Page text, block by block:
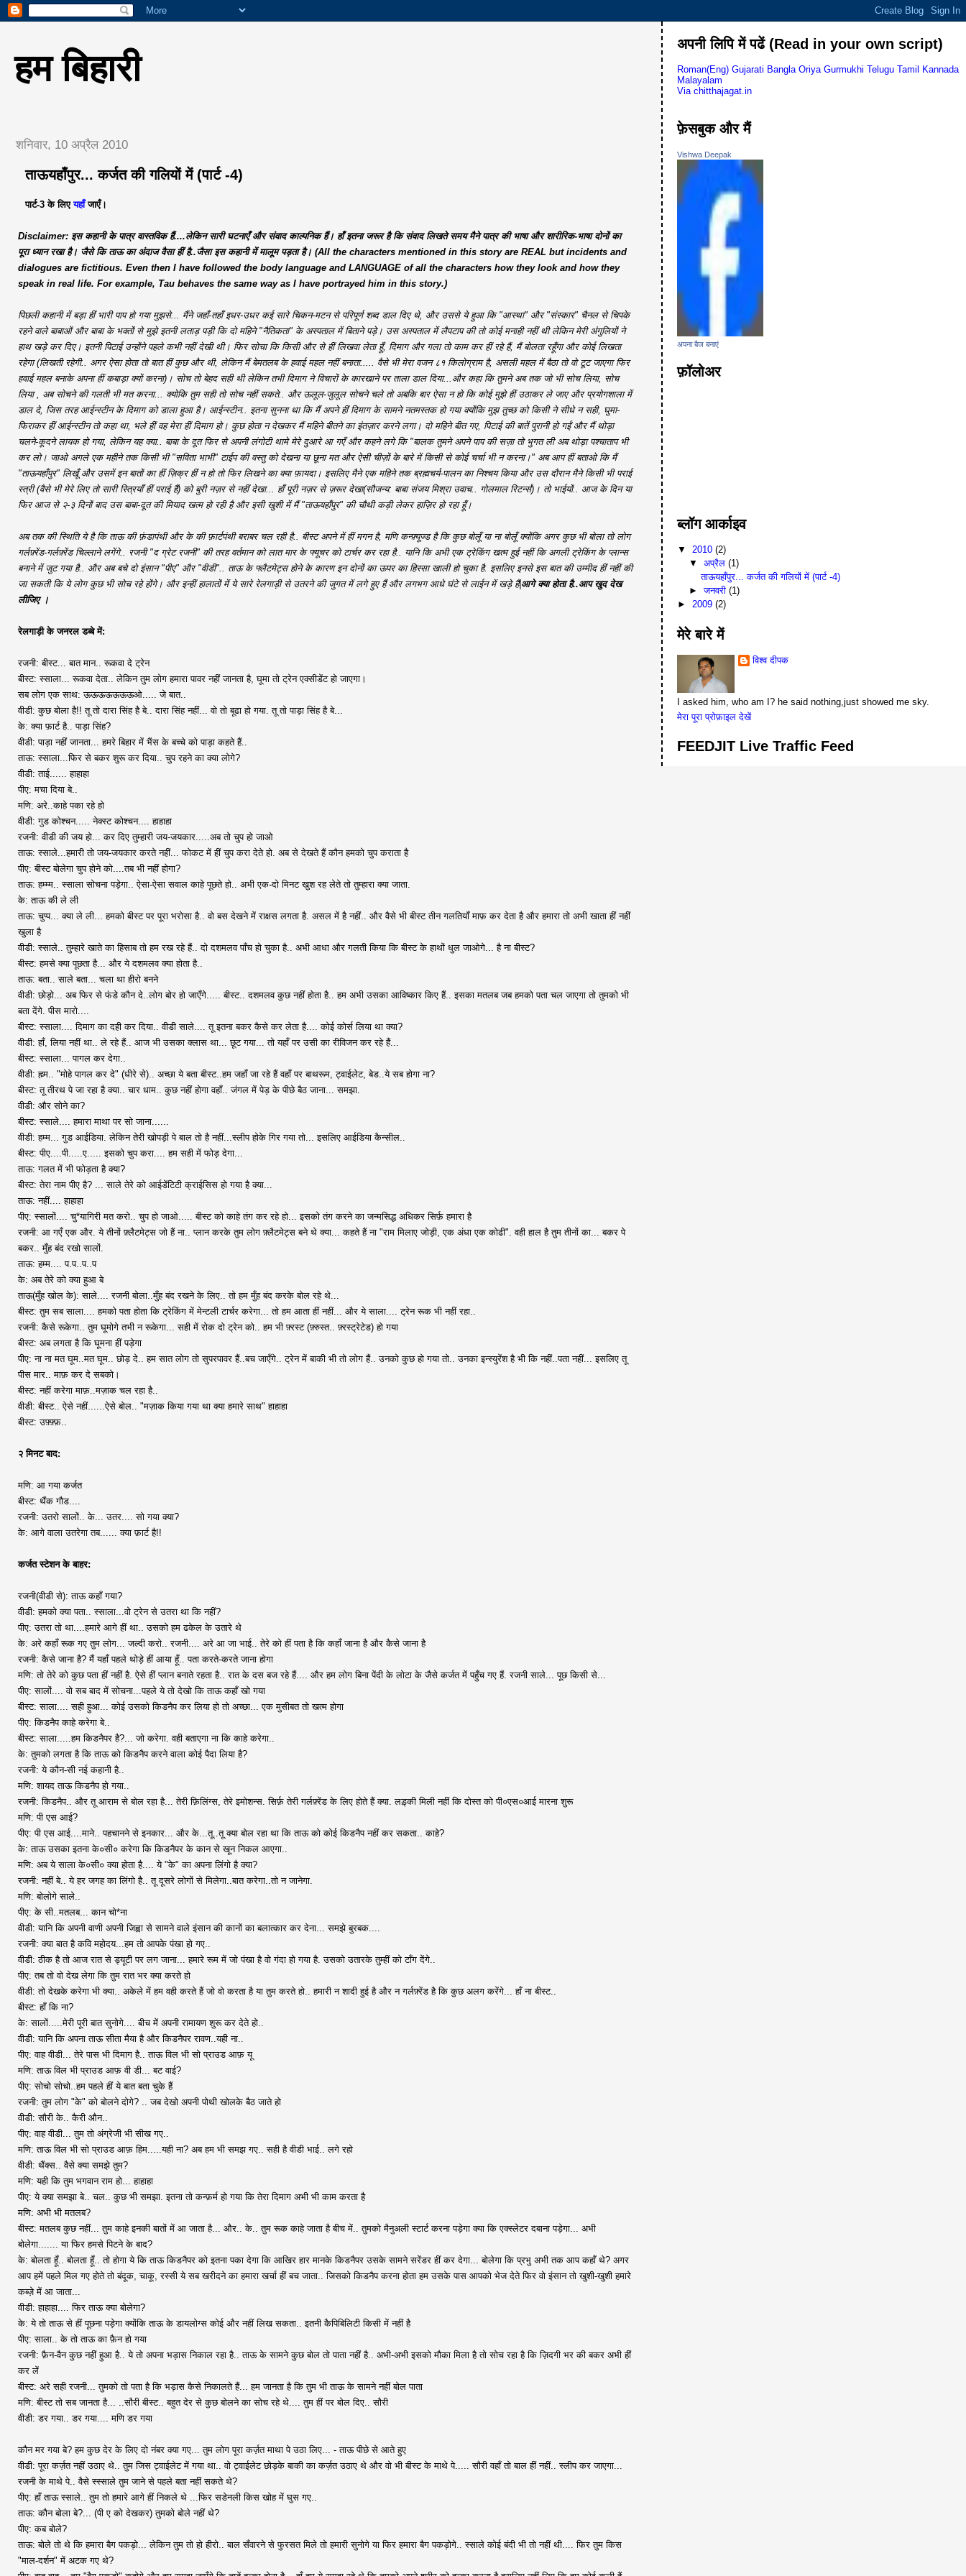
हम बिहारी
शनिवार, 10 अप्रैल 2010
ताऊयहाँपुर... कर्जत की गलियों में (पार्ट -4)
पार्ट-3 के लिएयहाँजाएँ।
Disclaimer: इस कहानी के पात्र वास्तविक हैं....लेकिन सारी घटनाएँ और संवाद काल्पनिक हैं। हाँ इतना जरूर है कि संवाद लिखते समय मैने पात्र की भाषा और शारीरिक-भाषा दोनों का
पूरा ध्यान रखा है। जैसे कि ताऊ का अंदाज वैसा हीं है..जैसा इस कहानी में मालूम पड़ता है। (All the characters mentioned in this story are REAL but incidents and
dialogues are fictitious. Even then I have followed the body language and LANGUAGE of all the characters how they look and how they
speak in real life. For example, Tau behaves the same way as I have portrayed him in this story.)
पिछली कहानी में बड़ा हीं भारी पाप हो गया मुझसे... मैंने जहाँ-तहाँ इधर-उधर कई सारे चिकन-मटन से परिपूर्ण शब्द डाल दिए थे, और उससे ये हुआ कि "आस्था" और "संस्कार" चैनल से चिपके
रहने वाले बाबाओं और बाबा के भक्तों से मुझे इतनी लताड़ पड़ी कि दो महिने "नैतिकता" के अस्पताल में बिताने पड़े। उस अस्पताल में लैपटाप की तो कोई मनाही नहीं थी लेकिन मेरी अंगुलियों ने
हाथ खड़े कर दिए। इतनी पिटाई उन्होंने पहले कभी नहीं देखी थी। फिर सोचा कि किसी और से हीं लिखवा लेता हूँ, दिमाग और गला तो काम कर हीं रहे हैं, मैं बोलता रहूँगा और कोई लिखता
रहेगा (लिखती रहेगी.. अगर ऐसा होता तो बात हीं कुछ और थी, लेकिन मैं बेमतलब के हवाई महल नहीं बनाता..... वैसे भी मेरा वजन ८१ किलोग्राम है, असली महल में बैठा तो वो टूट जाएगा फिर
हवाई महल बनाके अपना हीं कबाड़ा क्यों करना)। सोच तो बेहद सही थी लेकिन तभी दिमाग ने विचारों के कारखाने पर ताला डाल दिया...और कहा कि तुमने अब तक जो भी सोच लिया, सोच
लिया , अब सोचने की गलती भी मत करना... क्योकि तुम सही तो सोच नहीं सकते.. और ऊलूल-जुलूल सोचने चले तो अबकि बार ऐसा न हो कि कोई मुझे हीं उठाकर ले जाए और प्रयोगशाला में
डाल दे, जिस तरह आईन्स्टीन के दिमाग को डाला हुआ है। आईन्स्टीन.. इतना सुनना था कि मैं अपने हीं दिमाग के सामने नतमस्तक हो गया क्योंकि मुझ तुच्छ को किसी ने सीधे न सही, घुमा-
फिराकर हीं आईन्स्टीन तो कहा था, भले हीं वह मेरा हीं दिमाग हो। कुछ होता न देखकर मैं महिने बीतने का इंतज़ार करने लगा। दो महिने बीत गए, पिटाई की बातें पुरानी हो गईं और मैं थोड़ा
चलने-कूदने लायक हो गया, लेकिन यह क्या.. बाबा के दूत फिर से अपनी लंगोटी थामे मेरे दुआरे आ गएँ और कहने लगे कि "बालक तुमने अपने पाप की सज़ा तो भुगत ली अब थोड़ा पश्चाताप भी
कर लो। जाओ अगले एक महीने तक किसी भी "सविता भाभी" टाईप की वस्तु को देखना या छूना मत और ऐसी चीज़ों के बारे में किसी से कोई चर्चा भी न करना।" अब आप हीं बताओ कि मैं
"ताऊयहाँपुर" लिखूँ और उसमें इन बातों का हीं ज़िक्र हीं न हो तो फिर लिखने का क्या फ़ायदा। इसलिए मैने एक महिने तक ब्रह्मचर्य-पालन का निश्चय किया और उस दौरान मैने किसी भी पराई
स्त्री (वैसे भी मेरे लिए तो सारी स्त्रियाँ हीं पराई हैं) को बुरी नज़र से नहीं देखा... हाँ पूरी नज़र से ज़रूर देखा(सौजन्य: बाबा संजय मिश्रा उवाच.. गोलमाल रिटर्न्स)। तो भाईयों.. आज के दिन या
फिर आज से २-३ दिनों बाद उस बाबा-दूत की मियाद खत्म हो रही है और इसी खुशी में मैं "ताऊयहाँपुर" की चौथी कड़ी लेकर हाज़िर हो रहा हूँ।
अब तक की स्थिति ये है कि ताऊ की फ़ंडापंथी और के की फ़ार्टपंथी बराबर चल रही है.. बीस्ट अपने में हीं मगन है, मणि कन्फ़्यूज्ड है कि कुछ बोलूँ या ना बोलूँ क्योंकि अगर कुछ भी बोला तो लोग
गर्लफ़्रेंड-गर्लफ़्रेंड चिल्लाने लगेंगे.. रजनी "द ग्रेट रजनी" की तरह वर्तमान को लात मार के फ्यूचर को टार्चर कर रहा है.. यानि कि अभी एक ट्रेकिंग खत्म हुई नहीं कि अगली ट्रेकिंग के प्लान्स
बनाने में जुट गया है.. और अब बचे दो इंसान "पीए" और "वीडी".. ताऊ के फ्लैटमेट्स होने के कारण इन दोनों का ऊपर का हिस्सा खाली हो चुका है. इसलिए इनसे इस बात की उम्मीद हीं नहीं की
जा सकती कि ये लोग कुछ भी सोच रहे होंगे। और इन्हीं हालातों में ये सारे रेलगाड़ी से उतरने की जुगत में लगे हुए हैं और लगभग आधे घंटे से लाईन में खड़े हैं|आगे क्या होता है..आप खुद देख
लीजिए ।
रेलगाड़ी के जनरल डब्बे में:
रजनी: बीस्ट... बात मान.. रूकवा दे ट्रेन
बीस्ट: स्साला... रूकवा देता.. लेकिन तुम लोग हमारा पावर नहीं जानता है, घूमा तो ट्रेन एक्सीडेंट हो जाएगा।
सब लोग एक साथ: ऊऊऊऊऊऊऊओ..... जे बात..
वीडी: कुछ बोला है!! तू तो दारा सिंह है बे.. दारा सिंह नहीं... वो तो बूढा हो गया. तू तो पाड़ा सिंह है बे...
के: क्या फ़ार्ट है.. पाड़ा सिंह?
वीडी: पाड़ा नहीं जानता... हमरे बिहार में भैंस के बच्चे को पाड़ा कहते हैं..
ताऊ: स्साला...फिर से बकर शुरू कर दिया.. चुप रहने का क्या लोगे?
वीडी: ताई...... हाहाहा
पीए: मचा दिया बे..
मणि: अरे..काहे पका रहे हो
वीडी: गुड कोश्चन..... नेक्स्ट कोश्चन.... हाहाहा
रजनी: वीडी की जय हो... कर दिए तुम्हारी जय-जयकार.....अब तो चुप हो जाओ
ताऊ: स्साले...हमारी तो जय-जयकार करते नहीं... फोकट में हीं चुप करा देते हो. अब से देखते हैं कौन हमको चुप कराता है
पीए: बीस्ट बोलेगा चुप होने को....तब भी नहीं होगा?
ताऊ: हम्म्म.. स्साला सोचना पड़ेगा.. ऐसा-ऐसा सवाल काहे पूछते हो.. अभी एक-दो मिनट खुश रह लेते तो तुम्हारा क्या जाता.
के: ताऊ की ले ली
ताऊ: चुप्प... क्या ले ली... हमको बीस्ट पर पूरा भरोसा है.. वो बस देखने में राक्षस लगता है. असल में है नहीं.. और वैसे भी बीस्ट तीन गलतियाँ माफ़ कर देता है और हमारा तो अभी खाता हीं नहीं
खुला है
वीडी: स्साले.. तुम्हारे खाते का हिसाब तो हम रख रहे हैं.. दो दशमलव पाँच हो चुका है.. अभी आधा और गलती किया कि बीस्ट के हाथों धुल जाओगे... है ना बीस्ट?
बीस्ट: हमसे क्या पूछता है... और ये दशमलव क्या होता है..
ताऊ: बता.. साले बता... चला था हीरो बनने
वीडी: छोड़ो... अब फिर से फंडे कौन दे..लोग बोर हो जाएँगे..... बीस्ट.. दशमलव कुछ नहीं होता है.. हम अभी उसका आविष्कार किए हैं.. इसका मतलब जब हमको पता चल जाएगा तो तुमको भी
बता देंगे. पीस मारो....
बीस्ट: स्साला.... दिमाग का दही कर दिया.. वीडी साले.... तू इतना बकर कैसे कर लेता है.... कोई कोर्स लिया था क्या?
वीडी: हाँ, लिया नहीं था.. ले रहे हैं.. आज भी उसका क्लास था... छूट गया... तो यहाँ पर उसी का रीविजन कर रहे हैं...
बीस्ट: स्साला... पागल कर देगा..
वीडी: ह्म्म.. "मोहे पागल कर दे" (धीरे से).. अच्छा ये बता बीस्ट..हम जहाँ जा रहे हैं वहाँ पर बाथरूम, ट्वाईलेट, बेड..ये सब होगा ना?
बीस्ट: तू तीरथ पे जा रहा है क्या.. चार धाम.. कुछ नहीं होगा वहाँ.. जंगल में पेड़ के पीछे बैठ जाना... समझा.
वीडी: और सोने का?
बीस्ट: स्साले.... हमारा माथा पर सो जाना......
वीडी: हम्म... गुड आईडिया. लेकिन तेरी खोपड़ी पे बाल तो है नहीं...स्लीप होके गिर गया तो... इसलिए आईडिया कैन्सील..
बीस्ट: पीए....पी.....ए..... इसको चुप करा.... हम सही में फोड़ देगा...
ताऊ: गलत में भी फोड़ता है क्या?
बीस्ट: तेरा नाम पीए है? ... साले तेरे को आईडेंटिटी क्राईसिस हो गया है क्या...
ताऊ: नहीं.... हाहाहा
पीए: स्सालों.... चु*यागिरी मत करो.. चुप हो जाओ..... बीस्ट को काहे तंग कर रहे हो... इसको तंग करने का जन्मसिद्ध अधिकर सिर्फ़ हमारा है
रजनी: आ गएँ एक और. ये तीनों फ़्लैटमेट्स जो हैं ना.. प्लान करके तुम लोग फ़्लैटमेट्स बने थे क्या... कहते हैं ना "राम मिलाए जोड़ी, एक अंधा एक कोढी". वही हाल है तुम तीनों का... बकर पे
बकर.. मुँह बंद रखो सालों.
ताऊ: हम्म.... प.प..प..प
के: अब तेरे को क्या हुआ बे
ताऊ(मुँह खोल के): साले.... रजनी बोला..मुँह बंद रखने के लिए.. तो हम मुँह बंद करके बोल रहे थे...
बीस्ट: तुम सब साला.... हमको पता होता कि ट्रेकिंग में मेन्टली टार्चर करेगा... तो हम आता हीं नहीं... और ये साला.... ट्रेन रूक भी नहीं रहा..
रजनी: कैसे रूकेगा.. तुम घूमोगे तभी न रूकेगा... सही में रोक दो ट्रेन को.. हम भी फ़्रस्ट (फ़्रुस्त.. फ़्रस्ट्रेटेड) हो गया
बीस्ट: अब लगता है कि घूमना हीं पड़ेगा
पीए: ना ना मत घूम..मत घूम.. छोड़ दे.. हम सात लोग तो सुपरपावर हैं..बच जाएँगे.. ट्रेन में बाकी भी तो लोग हैं.. उनको कुछ हो गया तो.. उनका इन्स्युरेंश है भी कि नहीं..पता नहीं... इसलिए तू
पीस मार.. माफ़ कर दे सबको।
बीस्ट: नहीं करेगा माफ़..मज़ाक चल रहा है..
वीडी: बीस्ट.. ऐसे नहीं......ऐसे बोल.. "मज़ाक किया गया था क्या हमारे साथ" हाहाहा
बीस्ट: उफ़्फ़्फ़..
२ मिनट बाद:
मणि: आ गया कर्जत
बीस्ट: थैंक गौड....
रजनी: उतरो सालों.. के... उतर.... सो गया क्या?
के: आगे वाला उतरेगा तब...... क्या फ़ार्ट है!!
कर्जत स्टेशन के बाहर:
रजनी(वीडी से): ताऊ कहाँ गया?
वीडी: हमको क्या पता.. स्साला...वो ट्रेन से उतरा था कि नहीं?
पीए: उतरा तो था....हमारे आगे हीं था.. उसको हम ढकेल के उतारे थे
के: अरे कहाँ रूक गए तुम लोग... जल्दी करो.. रजनी.... अरे आ जा भाई.. तेरे को हीं पता है कि कहाँ जाना है और कैसे जाना है
रजनी: कैसे जाना है? मैं यहाँ पहले थोड़े हीं आया हूँ.. पता करते-करते जाना होगा
मणि: तो तेरे को कुछ पता हीं नहीं है. ऐसे हीं प्लान बनाते रहता है.. रात के दस बज रहे हैं.... और हम लोग बिना पेंदी के लोटा के जैसे कर्जत में पहुँच गए हैं. रजनी साले... पूछ किसी से...
पीए: सालों.... वो सब बाद में सोचना...पहले ये तो देखो कि ताऊ कहाँ खो गया
बीस्ट: साला.... सही हुआ... कोई उसको किडनैप कर लिया हो तो अच्छा... एक मुसीबत तो खत्म होगा
पीए: किडनैप काहे करेगा बे..
बीस्ट: साला.....हम किडनैपर है?... जो करेगा. वही बताएगा ना कि काहे करेगा..
के: तुमको लगता है कि ताऊ को किडनैप करने वाला कोई पैदा लिया है?
रजनी: ये कौन-सी नई कहानी है..
मणि: शायद ताऊ किडनैप हो गया..
रजनी: किडनैप.. और तू आराम से बोल रहा है... तेरी फ़िलिंग्स, तेरे इमोशन्स. सिर्फ़ तेरी गर्लफ़्रेंड के लिए होते हैं क्या. लड़्की मिली नहीं कि दोस्त को पी०एस०आई मारना शुरू
मणि: पी एस आई?
पीए: पी एस आई....माने.. पहचानने से इनकार... और के...तू..तू क्या बोल रहा था कि ताऊ को कोई किडनैप नहीं कर सकता.. काहे?
के: ताऊ उसका इतना के०सी० करेगा कि किडनैपर के कान से खून निकल आएगा..
मणि: अब ये साला के०सी० क्या होता है.... ये "के" का अपना लिंगो है क्या?
रजनी: नहीं बे.. ये हर जगह का लिंगो है.. तू दूसरे लोगों से मिलेगा..बात करेगा..तो न जानेगा.
मणि: बोलोगे साले..
पीए: के सी..मतलब... कान चो*ना
वीडी: यानि कि अपनी वाणी अपनी जिह्वा से सामने वाले इंसान की कानों का बलात्कार कर देना... समझे बुरबक....
रजनी: क्या बात है कवि महोदय...हम तो आपके पंखा हो गए..
वीडी: ठीक है तो आज रात से ड्यूटी पर लग जाना... हमारे रूम में जो पंखा है वो गंदा हो गया है. उसको उतारके तुम्हीं को टाँग देंगे..
पीए: तब तो वो देख लेगा कि तुम रात भर क्या करते हो
वीडी: तो देखके करेगा भी क्या.. अकेले में हम वही करते हैं जो वो करता है या तुम करते हो.. हमारी न शादी हुई है और न गर्लफ़्रेंड है कि कुछ अलग करेंगे... हाँ ना बीस्ट..
बीस्ट: हाँ कि ना?
के: सालों.....मेरी पूरी बात सुनोगे.... बीच में अपनी रामायण शुरू कर देते हो..
वीडी: यानि कि अपना ताऊ सीता मैया है और किडनैपर रावण..यही ना..
पीए: वाह वीडी... तेरे पास भी दिमाग है.. ताऊ विल भी सो प्राउड आफ़ यू
मणि: ताऊ विल भी प्राउड आफ़ वी डी... बट वाई?
पीए: सोचो सोचो..हम पहले हीं ये बात बता चुके हैं
रजनी: तुम लोग "के" को बोलने दोगे? .. जब देखो अपनी पोथी खोलके बैठ जाते हो
वीडी: सौरी के.. कैरी औन..
पीए: वाह वीडी... तुम तो अंग्रेजी भी सीख गए..
मणि: ताऊ विल भी सो प्राउड आफ़ हिम.....यही ना? अब हम भी समझ गए.. सही है वीडी भाई.. लगे रहो
वीडी: थैंक्स.. वैसे क्या समझे तुम?
मणि: यही कि तुम भगवान राम हो... हाहाहा
पीए: ये क्या समझा बे.. चल.. कुछ भी समझा. इतना तो कन्फ़र्म हो गया कि तेरा दिमाग अभी भी काम करता है
मणि: अभी भी मतलब?
बीस्ट: मतलब कुछ नहीं... तुम काहे इनकी बातों में आ जाता है... और.. के.. तुम रूक काहे जाता है बीच में.. तुमको मैनुअली स्टार्ट करना पड़ेगा क्या कि एक्स्लेटर दबाना पड़ेगा... अभी
बोलेगा....... या फिर हमसे पिटने के बाद?
के: बोलता हूँ.. बोलता हूँ.. तो होगा ये कि ताऊ किडनैपर को इतना पका देगा कि आखिर हार मानके किडनैपर उसके सामने सरेंडर हीं कर देगा... बोलेगा कि प्रभु अभी तक आप कहाँ थे? अगर
आप हमें पहले मिल गए होते तो बंदूक, चाकू, रस्सी ये सब खरीदने का हमारा खर्चा हीं बच जाता.. जिसको किडनैप करना होता हम उसके पास आपको भेज देते फिर वो इंसान तो खुशी-खुशी हमारे
कब्ज़े में आ जाता...
वीडी: हाहाहा.... फिर ताऊ क्या बोलेगा?
के: ये तो ताऊ से हीं पूछना पड़ेगा क्योंकि ताऊ के डायलोग्स कोई और नहीं लिख सकता.. इतनी कैपिबिलिटी किसी में नहीं है
पीए: साला.. के तो ताऊ का फ़ैन हो गया
रजनी: फ़ैन-वैन कुछ नहीं हुआ है.. ये तो अपना भड़ास निकाल रहा है.. ताऊ के सामने कुछ बोल तो पाता नहीं है.. अभी-अभी इसको मौका मिला है तो सोच रहा है कि ज़िदगी भर की बकर अभी हीं
कर लें
बीस्ट: अरे सही रजनी... तुमको तो पता है कि भड़ास कैसे निकालते हैं... हम जानता है कि तुम भी ताऊ के सामने नहीं बोल पाता
मणि: बीस्ट तो सब जानता है... ..सौरी बीस्ट.. बहुत देर से कुछ बोलने का सोच रहे थे.... तुम हीं पर बोल दिए.. सौरी
वीडी: डर गया.. डर गया.... मणि डर गया
कौन मर गया बे? हम कुछ देर के लिए दो नंबर क्या गए... तुम लोग पूरा कर्ज़त माथा पे उठा लिए... - ताऊ पीछे से आते हुए
वीडी: पूरा कर्ज़त नहीं उठाए थे.. तुम जिस ट्वाईलेट में गया था.. वो ट्वाईलेट छोड़के बाकी का कर्ज़त उठाए थे और वो भी बीस्ट के माथे पे..... सौरी वहाँ तो बाल हीं नहीं.. स्लीप कर जाएगा...
रजनी के माथे पे.. वैसे स्स्साले तुम जाने से पहले बता नहीं सकते थे?
पीए: हाँ ताऊ स्साले.. तुम तो हमारे आगे हीं निकले थे ...फिर सडेनली किस खोह में घुस गए..
ताऊ: कौन बोला बे?... (पी ए को देखकर) तुमको बोले नहीं थे?
पीए: कब बोले?
ताऊ: बोले तो थे कि हमारा बैग पकड़ो... लेकिन तुम तो हो हीरो.. बाल सँवारने से फुरसत मिले तो हमारी सुनोगे या फिर हमारा बैग पकड़ोगे.. स्साले कोई बंदी भी तो नहीं थी.... फिर तुम किस
"माल-दर्शन" में अटक गए थे?
अपनी लिपि में पढें (Read in your own script)
Roman(Eng) Gujarati Bangla Oriya Gurmukhi Telugu Tamil
Kannada
Malayalam
Via chitthajagat.in
फ़ेसबुक और मैं
Vishwa Deepak
अपना बैज बनाएं
फ़ॉलोअर
ब्लॉग आर्काइव
▼2010(2)
▼ अप्रैल (1)
ताऊयहाँपुर... कर्जत की गलियों में (पार्ट -4)
►जनवरी (1)
►2009(2)
मेरे बारे में
विश्व दीपक
I asked him, who am I? he said nothing,just showed me sky.
मेरा पूरा प्रोफ़ाइल देखें
FEEDJIT Live Traffic Feed